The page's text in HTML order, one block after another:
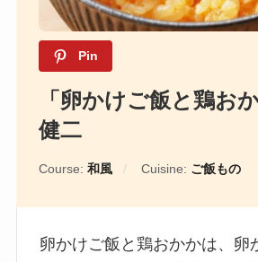
Pin
「卵かけご飯と鶏お
健二
Course: 和風 Cuisine: ご飯もの
卵かけご飯と鶏おかかは、卵